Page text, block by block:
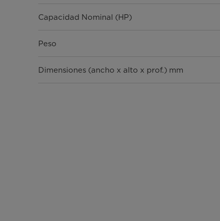
Capacidad Nominal (HP)
Peso
Dimensiones (ancho x alto x prof.) mm